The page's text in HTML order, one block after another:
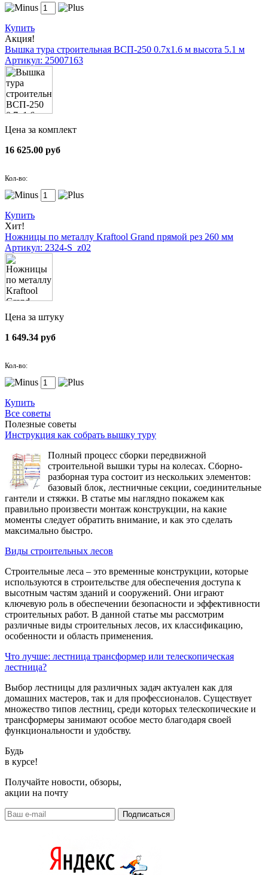
Купить
Акция!
Вышка тура строительная ВСП-250 0.7х1.6 м высота 5.1 м
Артикул: 25007163
Цена за комплект
16 625.00 руб
Кол-во:
Купить
Хит!
Ножницы по металлу Kraftool Grand прямой рез 260 мм
Артикул: 2324-S_z02
Цена за штуку
1 649.34 руб
Кол-во:
Купить
Все советы
Полезные советы
Инструкция как собрать вышку туру
Полный процесс сборки передвижной
строительной вышки туры на колесах. Сборно-
разборная тура состоит из нескольких элементов:
базовый блок, лестничные секции, соединительные
гантели и стяжки. В статье мы наглядно покажем как
правильно произвести монтаж конструкции, на какие
моменты следует обратить внимание, и как это сделать
максимально быстро.
Виды строительных лесов
Строительные леса – это временные конструкции, которые
используются в строительстве для обеспечения доступа к
высотным частям зданий и сооружений. Они играют
ключевую роль в обеспечении безопасности и эффективности
строительных работ. В данной статье мы рассмотрим
различные виды строительных лесов, их классификацию,
особенности и область применения.
Что лучше: лестница трансформер или телескопическая
лестница?
Выбор лестницы для различных задач актуален как для
домашних мастеров, так и для профессионалов. Существует
множество типов лестниц, среди которых телескопические и
трансформеры занимают особое место благодаря своей
функциональности и удобству.
Будь
в курсе!
Получайте новости, обзоры,
акции на почту